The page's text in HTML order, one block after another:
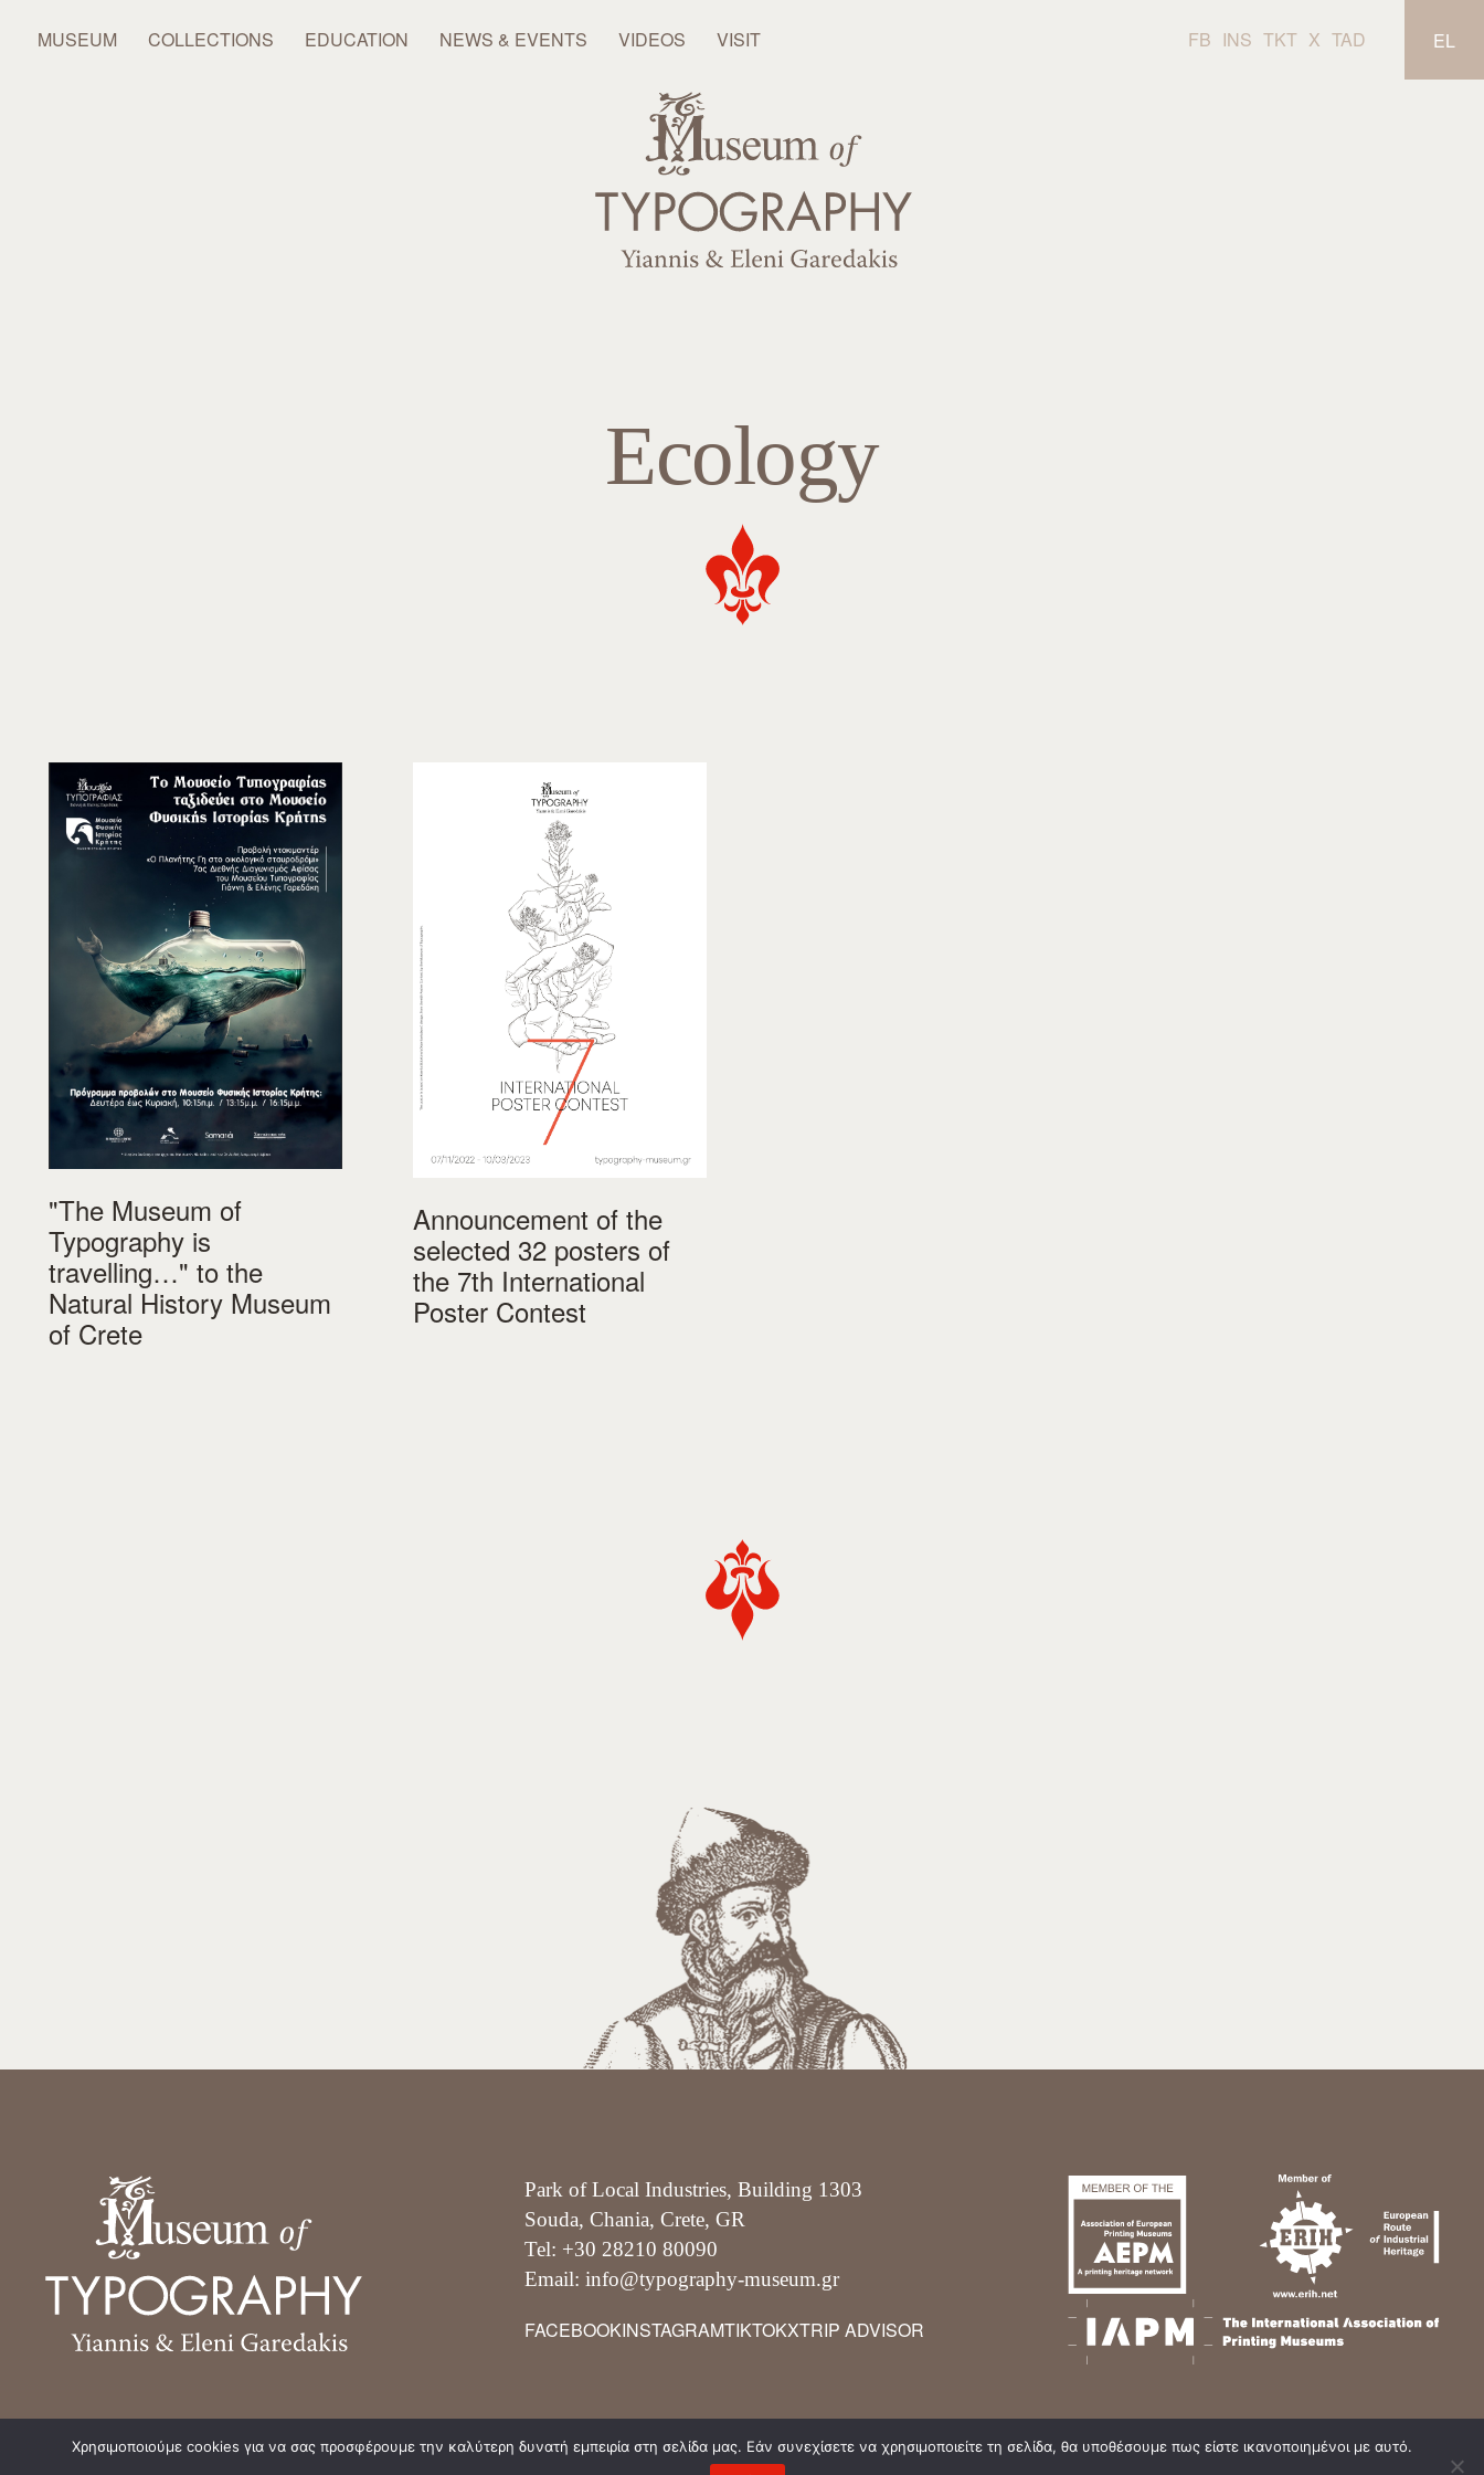
MUSEUM COLLECTIONS EDUCATION NEWS & EVENTS VIDEOS VISIT FB INS TKT X TAD EL
Ecology
"The Museum of
Typography is
travelling…" to the
Natural History Museum
of Crete
Announcement of the
selected 32 posters of
the 7th International
Poster Contest
Park of Local Industries, Building 1303
Souda, Chania, Crete, GR
Tel: +30 28210 80090
Email: info@typography-museum.gr
FACEBOOKINSTAGRAMTIKTOKXTRIP ADVISOR
Χρησιμοποιούμε cookies για να σας προσφέρουμε την καλύτερη δυνατή εμπειρία στη σελίδα μας. Εάν συνεχίσετε να χρησιμοποιείτε τη σελίδα, θα υποθέσουμε πως είστε ικανοποιημένοι με αυτό.